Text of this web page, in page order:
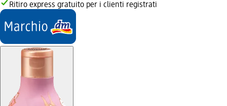
Ritiro express gratuito per i clienti registrati